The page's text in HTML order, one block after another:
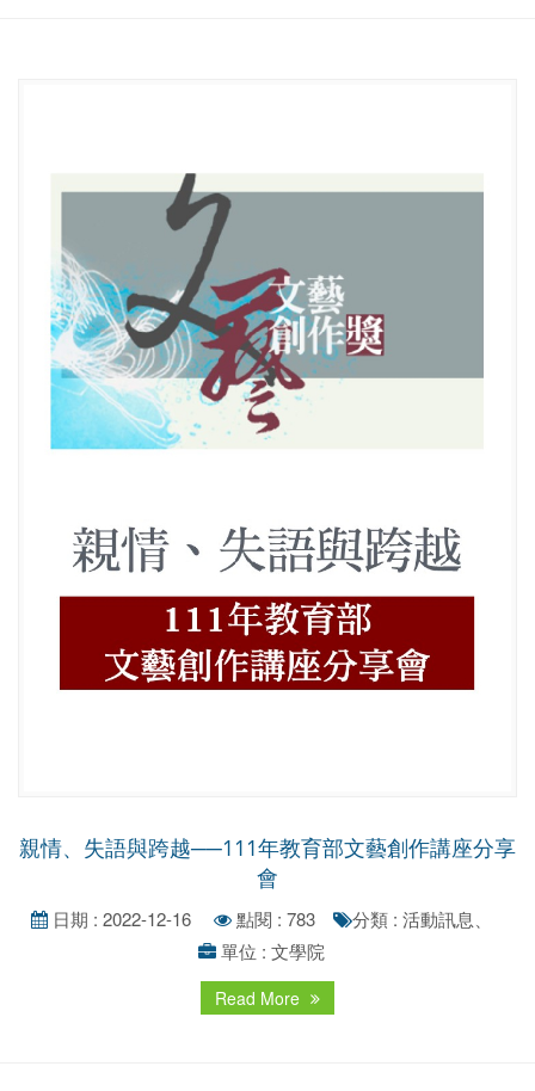
親情、失語與跨越──111年教育部文藝創作講座分享
會
日期 : 2022-12-16 點閱 : 783
分類 : 活動訊息、
單位 : 文學院
Read More